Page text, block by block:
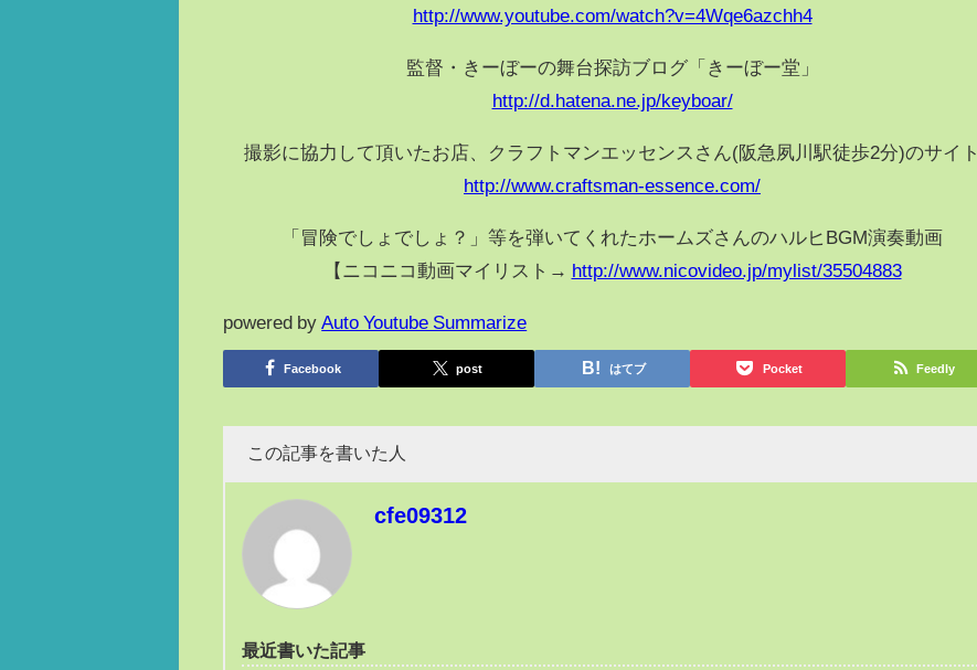
http://www.youtube.com/watch?v=4Wqe6azchh4
監督・きーぼーの舞台探訪ブログ「きーぼー堂」
http://d.hatena.ne.jp/keyboar/
撮影に協力して頂いたお店、クラフトマンエッセンスさん(阪急夙川駅徒歩2分)のサイト
http://www.craftsman-essence.com/
「冒険でしょでしょ？」等を弾いてくれたホームズさんのハルヒBGM演奏動画
【ニコニコ動画マイリスト→ http://www.nicovideo.jp/mylist/35504883
powered by Auto Youtube Summarize
Facebook post はてブ Pocket Feedly
この記事を書いた人
cfe09312
最近書いた記事